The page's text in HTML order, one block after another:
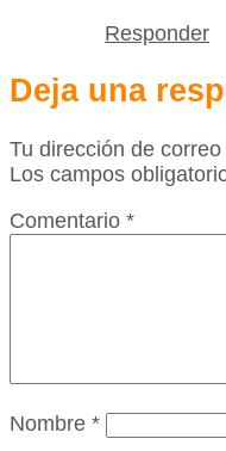
Responder
Deja una
Tu dirección de
Los campos
Comentario *
Nombre *